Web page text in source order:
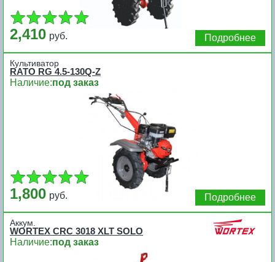
2,410 руб. Подробнее
Культиватор
RATO RG 4.5-130Q-Z
Наличие:под заказ
1,800 руб. Подробнее
Аккум.
WORTEX CRC 3018 XLT SOLO
Наличие:под заказ